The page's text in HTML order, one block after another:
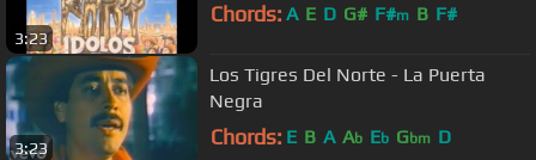
3:23
Chords: A E D G# F#m B F#
3:23
Los Tigres Del Norte - La Puerta
Negra
Chords: E B A Ab Eb Gbm D